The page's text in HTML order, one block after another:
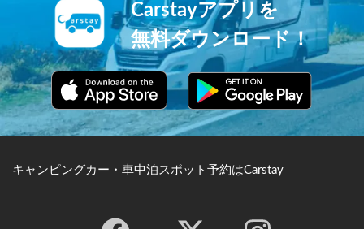
Carstayアプリを
無料ダウンロード！
キャンピングカー・車中泊スポット予約はCarstay